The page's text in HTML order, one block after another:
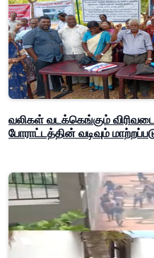
வலிகள் வடக்கெங்கும்
போராட்டத்தின் வடிவும்